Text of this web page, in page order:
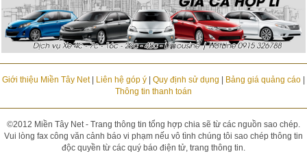
Giới thiệu Miền Tây Net| Liên hệ góp ý| Quy định sử dụng Bảng giá quảng cáo|
Thông tin thanh toán
©2012 Miền Tây Net - Trang thông tin tổng hợp chia sẽ từ các nguồn sao chép.
Vui lòng fax công văn cảnh báo vi phạm nếu vô tình chúng tôi sao chép thông tin
độc quyền từ các quý báo điện tử, trang thông tin.